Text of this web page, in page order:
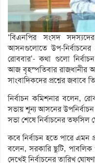
‘বিএনপির সংসদ
আসনগুলোতে উপ-
রোববার’- কথা গুলো
আজ বৃহস্পতিবার রাজধানীর
সাংবাদিকদের প্রশ্নের জবাবে
নির্বাচন কমিশনার বলেন,
সভায় শূন্য আসনের
সভা শেষে নির্বাচনের তফসিল
কবে নির্বাচন হতে পারে এমন
বলেন, সরকারি ছুটি,
দেখেই নির্বাচনের তারিখ